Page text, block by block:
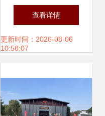
之力——武汉武昌
理工学院举办‘素养
活动策划组织能力
查看详情
更新时间：2026-08-06
10:58:07